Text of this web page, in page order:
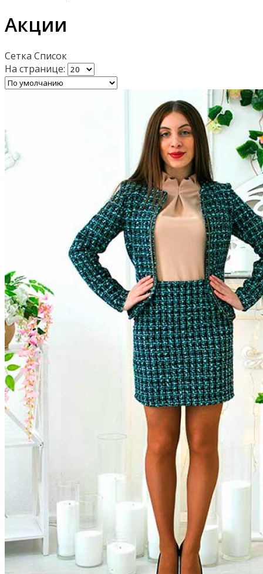
Акции
Сетка Список
На странице: